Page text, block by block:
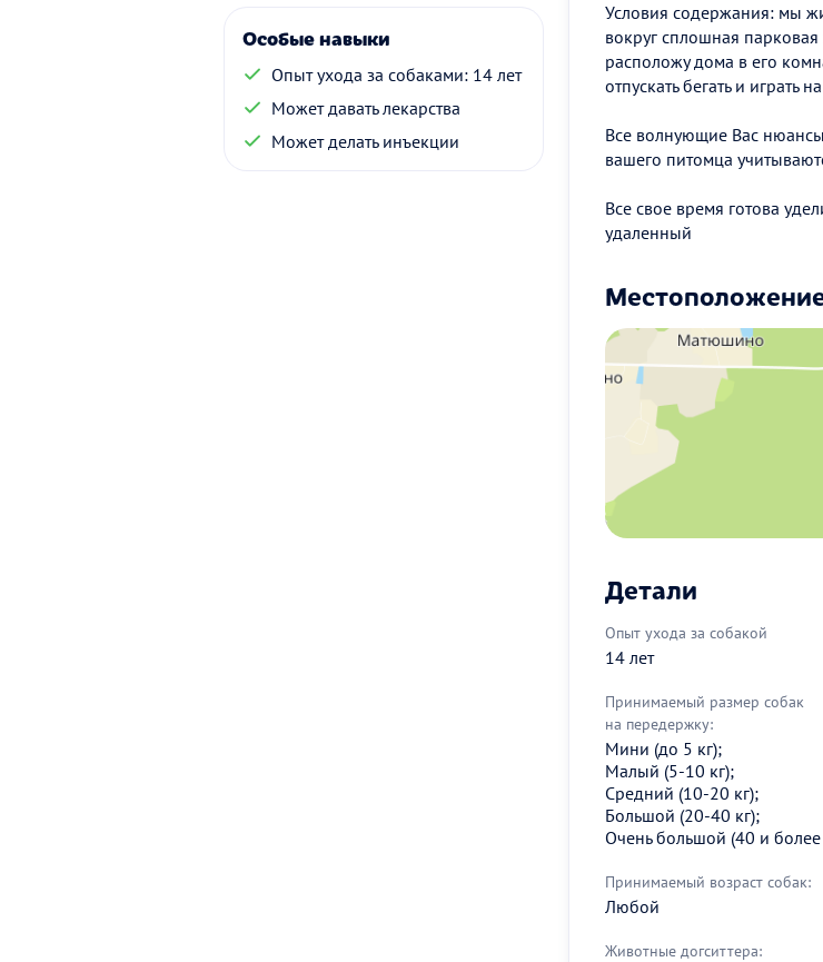
Особые навыки
Опыт ухода за собаками: 14 лет
Может давать лекарства
Может делать инъекции
Условия содержания: мы
вокруг сплошная
расположу дома в его
отпускать бегать и играть
Все волнующие Вас
вашего питомца
Все свое время готова
удаленный
Детали
Опыт ухода за собакой
14 лет
Принимаемый размер собак
на передержку:
Мини (до 5 кг);
Малый (5-10 кг);
Средний (10-20 кг);
Большой (20-40 кг);
Очень большой (40 и более
Принимаемый возраст собак:
Любой
Животные догситтера: